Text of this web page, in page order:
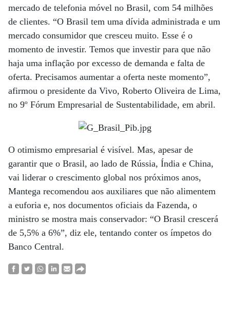
mercado de telefonia móvel no Brasil, com 54 milhões
de clientes. “O Brasil tem uma dívida administrada e um
mercado consumidor que cresceu muito. Esse é o
momento de investir. Temos que investir para que não
haja uma inflação por excesso de demanda e falta de
oferta. Precisamos aumentar a oferta neste momento”,
afirmou o presidente da Vivo, Roberto Oliveira de Lima,
no 9º Fórum Empresarial de Sustentabilidade, em abril.
O otimismo empresarial é visível. Mas, apesar de
garantir que o Brasil, ao lado de Rússia, Índia e China,
vai liderar o crescimento global nos próximos anos,
Mantega recomendou aos auxiliares que não alimentem
a euforia e, nos documentos oficiais da Fazenda, o
ministro se mostra mais conservador: “O Brasil crescerá
de 5,5% a 6%”, diz ele, tentando conter os ímpetos do
Banco Central.